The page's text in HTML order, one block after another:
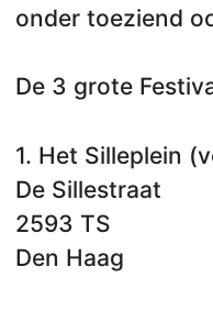
onder toeziend
De 3 grote
1. Het Silleplein
De Sillestraat
2593 TS
Den Haag